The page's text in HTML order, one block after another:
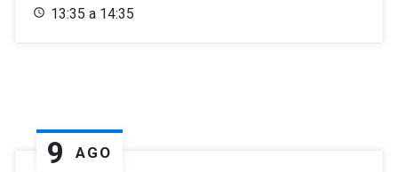
13:35 a 14:35
9 AGO